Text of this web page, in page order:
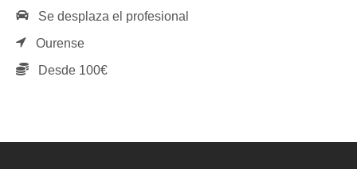
Se desplaza el profesional
Ourense
Desde 100€